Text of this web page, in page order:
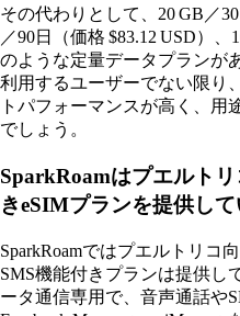
その代わりとして、20 GB／
／90日（価格 $83.12 USD）、
のような定量データプランが
利用するユーザーでない限り
トパフォーマンスが高く、用
でしょう。
SparkRoamはプエルト
きeSIMプランを提供して
SparkRoamではプエルトリコ
SMS機能付きプランは提供し
ータ通信専用で、音声通話や